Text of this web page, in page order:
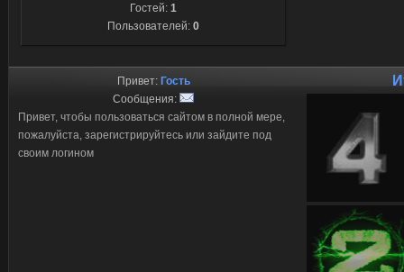
Гостей: 1
Пользователей: 0
Привет: Гость
Сообщения:
Привет, чтобы пользоваться сайтом в полной мере,
пожалуйста, зарегистрируйтесь или зайдите под
своим логином